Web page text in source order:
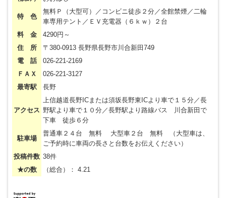
特 色
無料Ｐ（大型可）／コンビニ徒歩２分／全館禁煙／二輪
車専用テント／ＥＶ充電器（６ｋｗ）２台
料 金
4290円～
住 所
〒380-0913 長野県長野市川合新田749
電 話
026-221-2169
ＦＡＸ
026-221-3127
最寄駅
長野
アクセス
上信越道長野ICまたは須坂長野東ICより車で１５分／長
野駅より車で１０分／長野駅より路線バス 川合新田で
下車 徒歩６分
駐車場
普通車２４台 無料 大型車２台 無料 （大型車は、
ご予約時に車両の長さと台数をお伝えください）
投稿件数 38件
★の数
（総合）： 4.21